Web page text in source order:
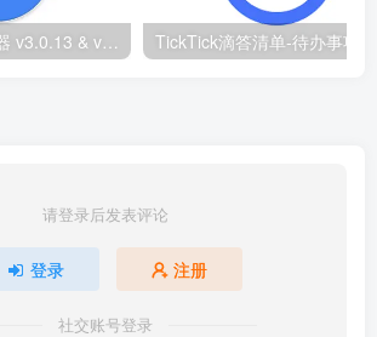
MX Player 播放器 v3.0.13 & v1.86.0纪念版 去广告解锁Pro专业版
请登录后发表评论
登录 注册
社交账号登录